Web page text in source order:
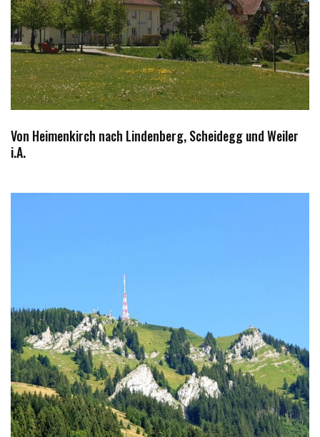
Von Heimenkirch nach Lindenberg, Scheidegg und Weiler
i.A.